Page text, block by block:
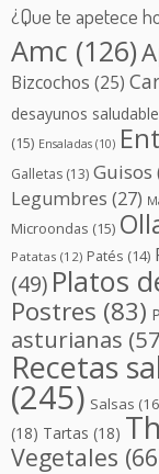
¿Que te apetece
Amc (126)
Bizcochos (25)
desayunos
(15) Ensaladas (10)
Galletas (13) Guisos
Legumbres (27)
Microondas (15)
Patatas (12) Patés (14)
(49) Platos
Postres (83)
asturianas
Recetas
(245) Salsas
(18) Tartas (18)
Vegetales